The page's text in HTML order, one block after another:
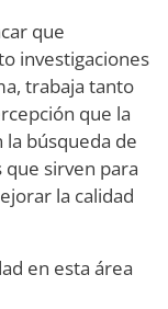
que
investigaciones
trabaja tanto
que la
búsqueda de
sirven para
la calidad
en esta área